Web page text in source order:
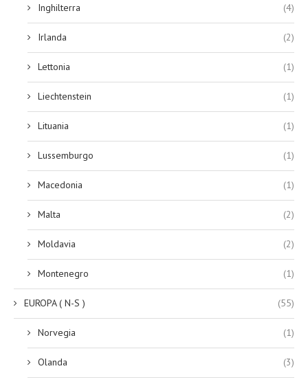
Inghilterra (4)
Irlanda (2)
Lettonia (1)
Liechtenstein (1)
Lituania (1)
Lussemburgo (1)
Macedonia (1)
Malta (2)
Moldavia (2)
Montenegro (1)
EUROPA ( N-S ) (55)
Norvegia (1)
Olanda (3)